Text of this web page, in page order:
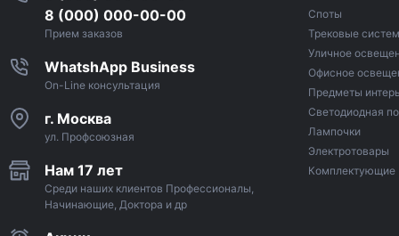
8 (000) 000-00-00
Прием заказов
WhatshApp Business
On-Line консультация
г. Москва
ул. Профсоюзная
Нам 17 лет
Среди наших клиентов Профессионалы,
Начинающие, Доктора и др
Споты
Трековые
Уличное
Офисное
Предметы
Светодиодная
Лампочки
Электротовары
Комплектующие